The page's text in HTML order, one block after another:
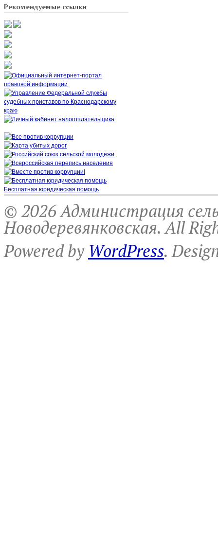
Рекомендуемые ссылки
Бесплатная юридическая помощь
© 2026 Администрация
Новодеревянковская. All
Powered by WordPress.